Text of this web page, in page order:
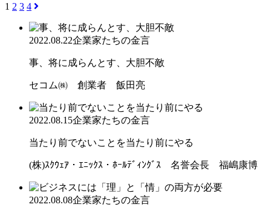
1 2 3 4
2022.08.22企業家たちの金言
事、将に成らんとす、大胆不敵
セコム㈱ 創業者 飯田亮
2022.08.15企業家たちの金言
当たり前でないことを当たり前にやる
(株)ｽｸｳｪｱ・ｴﾆｯｸｽ・ﾎｰﾙﾃﾞｨﾝｸﾞｽ 名誉会長 福嶋康博
2022.08.08企業家たちの金言